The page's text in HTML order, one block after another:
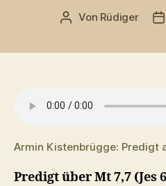
Beitragsautor
Von Rüdiger
Armin Kistenbrügge: Predigt
Predigt über Mt 7,7 (Jes